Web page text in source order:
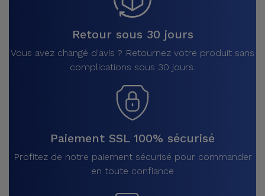
Retour sous 30 jours
Vous avez changé d'avis ? Retournez votre produit sans
complications sous 30 jours.
Paiement SSL 100% sécurisé
Profitez de notre paiement sécurisé pour commander
en toute confiance